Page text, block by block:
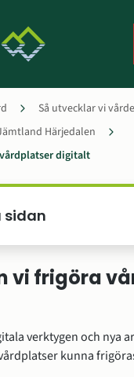
Så utvecklar vi
Härjedalen
digitalt
sidan
vi frigöra
verktygen och nya
kunna